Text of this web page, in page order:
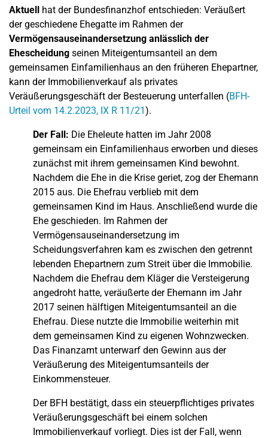
Aktuell hat der Bundesfinanzhof entschieden: Veräußert
der geschiedene Ehegatte im Rahmen der
Vermögensauseinandersetzung anlässlich der
Ehescheidung seinen Miteigentumsanteil an dem
gemeinsamen Einfamilienhaus an den früheren Ehepartner,
kann der Immobilienverkauf als privates
Veräußerungsgeschäft der Besteuerung unterfallen (BFH-
Urteil vom 14.2.2023, IX R 11/21).
Der Fall: Die Eheleute hatten im Jahr 2008
gemeinsam ein Einfamilienhaus erworben und dieses
zunächst mit ihrem gemeinsamen Kind bewohnt.
Nachdem die Ehe in die Krise geriet, zog der Ehemann
2015 aus. Die Ehefrau verblieb mit dem
gemeinsamen Kind im Haus. Anschließend wurde die
Ehe geschieden. Im Rahmen der
Vermögensauseinandersetzung im
Scheidungsverfahren kam es zwischen den getrennt
lebenden Ehepartnern zum Streit über die Immobilie.
Nachdem die Ehefrau dem Kläger die Versteigerung
angedroht hatte, veräußerte der Ehemann im Jahr
2017 seinen hälftigen Miteigentumsanteil an die
Ehefrau. Diese nutzte die Immobilie weiterhin mit
dem gemeinsamen Kind zu eigenen Wohnzwecken.
Das Finanzamt unterwarf den Gewinn aus der
Veräußerung des Miteigentumsanteils der
Einkommensteuer.
Der BFH bestätigt, dass ein steuerpflichtiges privates
Veräußerungsgeschäft bei einem solchen
Immobilienverkauf vorliegt. Dies ist der Fall, wenn